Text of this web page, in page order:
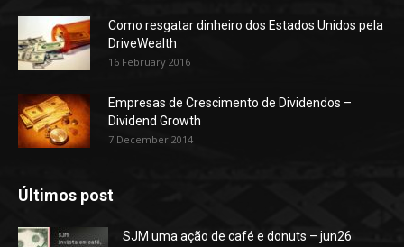
Como resgatar dinheiro dos Estados Unidos pela
DriveWealth
16 February 2016
Empresas de Crescimento de Dividendos –
Dividend Growth
7 December 2014
Últimos post
SJM uma ação de café e donuts – jun26